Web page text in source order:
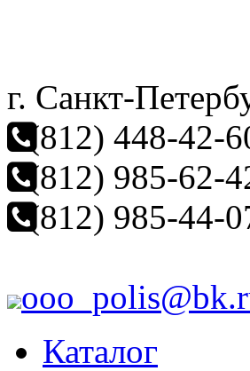
г. Санкт-
(812) 448-42-
(812) 985-62-
(812) 985-44-
Каталог